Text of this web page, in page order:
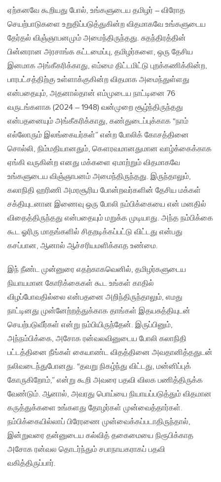
ஏற்கனவே கூறியது போல், உங்களுடைய தமிழர் – விரோத
செயற்பாடுகளை உறுதிப்படுத்துகின்ற விதமாகவே உங்களுடைய
தேர்தல் விஞ்ஞாபனமும் அமைந்திருந்தது. சுதந்திரத்தின்
பின்னரான அரசாங்க கட்டமைப்பு, தமிழர்களை, ஒரு தேசிய
இனமாக அங்கீகரிக்காது, எம்மை திட்டமிட்டு புறக்கணிக்கின்ற,
பாரபட்சத்திற்கு உள்ளாக்குகின்ற விதமாக அமைந்துள்ளது
என்பதையும், அதனால்தான் எம்முடைய நாட்டினை 76
வருடங்களாக (2024 – 1948) வன்முறை சூழ்ந்திருந்தது
என்பதனையும் அங்கீகரிக்காது, கண்துடைப்புக்காக “நாம்
எல்லோரும் இலங்கையர்கள்” என்ற போலிக் கோசத்தினை
சொல்லி, நிம்மதியானதும், கௌரவமானதுமான வாழ்க்கைக்காக
ஏங்கி வருகின்ற எனது மக்களை ஏமாற்றும் விதமாகவே
உங்களுடைய விஞ்ஞாபனம் அமைந்திருந்தது. இருந்தாலும்,
கலாநிதி ஹரிணி அமரசூரிய போன்றவர்களின் தேசிய மக்கள்
சக்தியுடனான இணைவு ஒரு போலி நம்பிக்கையை என் மனதில்
விதைத்திருந்தது என்பதையும் மறுக்க முடியாது. அந்த நம்பிக்கை
கூட ஓரிரு மாதங்களில் சிதறடிக்கப்பட்டு விட்டது என்பது
கசப்பான, ஆனால் ஆச்சரியமளிக்காத உண்மை.
இந் நீண்ட முன்னுரை எதற்காகவெனில், தமிழர்களுடைய
நியாயமான கோரிக்கைகள் கூட உங்கள் காதில்
விழப்போவதில்லை என்பதனை அறிந்திருந்தாலும், எமது
நாட்டினது முன்னேற்றத்துக்காக தாங்கள் இதயசுத்தியுடன்
செயற்படுவீர்கள் என்று நம்பியிருந்தேன். இருப்பினும்,
அந்நம்பிக்கை, அசோக ரன்வலவினுடைய போலி கலாநிதி
பட்டத்தினை நீங்கள் கையாண்ட விதத்தினை அவதானித்ததுடன்
நலிவடைந்துபோனது. “தவறு நிகழ்ந்து விட்டது, மன்னிப்புக்
கோருகிறோம்,” என்று கூறி அவரை பதவி விலக பணித்திருக்க
வேண்டும். ஆனால், அவரது பொய்யை நியாயப்படுத்தும் விதமான
கருத்துக்களை உங்களது தோழர்கள் முன்வைத்தார்கள்.
நம்பிக்கையில்லாப் பிரேரணை முன்வைக்கப்படாதிருந்தால்,
இன்றுவரை தன்னுடைய கல்வித் தகைமையை நிரூபிக்காத
அசோக ரன்வல தொடர்ந்தும் சபாநாயகராகப் பதவி
வகித்திருப்பார்.